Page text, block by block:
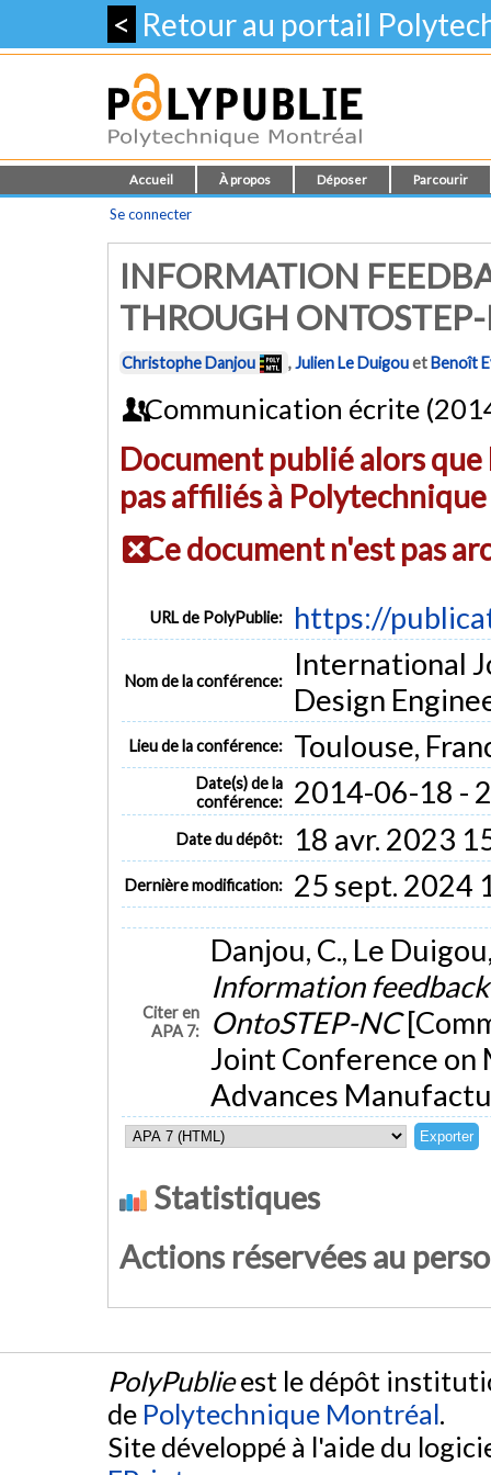
< Retour au portail
Accueil À propos Déposer Parcourir
Se connecter
INFORMATION
THROUGH
Christophe Danjou ,Julien Le DuigouetBenoît
Communication écrite
Document publié alors
pas affiliés à
Ce document n'est pas
URL de PolyPublie: https://
Nom de la conférence:
International
Design
Lieu de la conférence: Toulouse,
Date(s) de la
conférence:
2014-06-18 -
Date du dépôt: 18 avr. 2023
Dernière modification: 25 sept. 2024
Citer en
APA 7:
Danjou, C., Le
Information
OntoSTEP-NC
Joint Conference on
Advances
Statistiques
Actions réservées au
PolyPublieest le dépôt
de Polytechnique Montréal.
Site développé à l'aide du